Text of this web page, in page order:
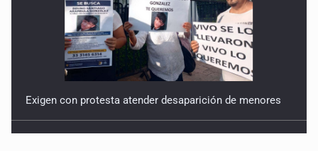
Exigen con protesta atender desaparición de menores